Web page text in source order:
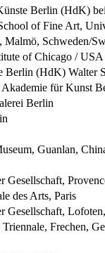
Berlin (HdK)
of Fine Art,
Malmö, Schweden/
of Chicago / USA
Berlin (HdK) Walter
für Kunst
Berlin
Guanlan,
Gesellschaft,
des Arts, Paris
Gesellschaft,
Frechen,